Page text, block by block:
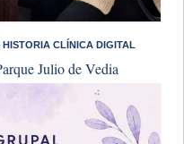
CLÍNICA DIGITAL
Julio de Vedia